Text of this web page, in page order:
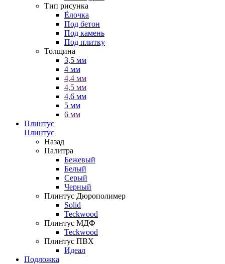
Тип рисунка
Ёлочка
Под бетон
Под камень
Под плитку
Толщина
3,5 мм
4 мм
4,4 мм
4,5 мм
4,6 мм
5 мм
6 мм
Плинтус
Плинтус
Назад
Палитра
Бежевый
Белый
Серый
Черный
Плинтус Дюрополимер
Solid
Teckwood
Плинтус МДФ
Teckwood
Плинтус ПВХ
Идеал
Подложка